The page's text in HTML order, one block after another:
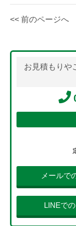
<< 前のページへ
お見積もりや
メールで
LINEで